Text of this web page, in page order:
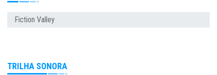
Fiction Valley
TRILHA SONORA